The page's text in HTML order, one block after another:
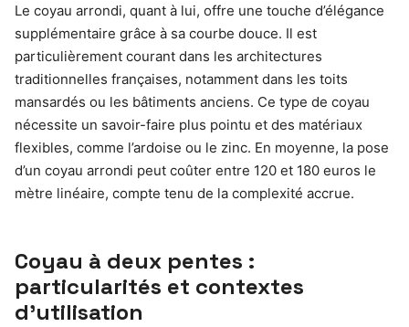
Le coyau arrondi, quant à lui, offre une touche d’élégance
supplémentaire grâce à sa courbe douce. Il est
particulièrement courant dans les architectures
traditionnelles françaises, notamment dans les toits
mansardés ou les bâtiments anciens. Ce type de coyau
nécessite un savoir-faire plus pointu et des matériaux
flexibles, comme l’ardoise ou le zinc. En moyenne, la pose
d’un coyau arrondi peut coûter entre 120 et 180 euros le
mètre linéaire, compte tenu de la complexité accrue.
Coyau à deux pentes :
particularités et contextes
d’utilisation